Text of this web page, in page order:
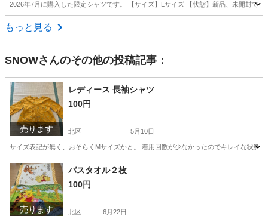
2026年7月に購入した限定シャツです。 【サイズ】Lサイズ 【状態】新品、未開封で
東京 葛飾区
もっと見る
SNOWさんのその他の投稿記事：
売ります
レディース 長袖シャツ
100円
北区 5月10日
サイズ表記が無く、おそらくMサイズかと。 着用回数が少なかったのでキレイな状態
東京 北区 シャツ 状態
売ります
バスタオル２枚
100円
北区 6月22日